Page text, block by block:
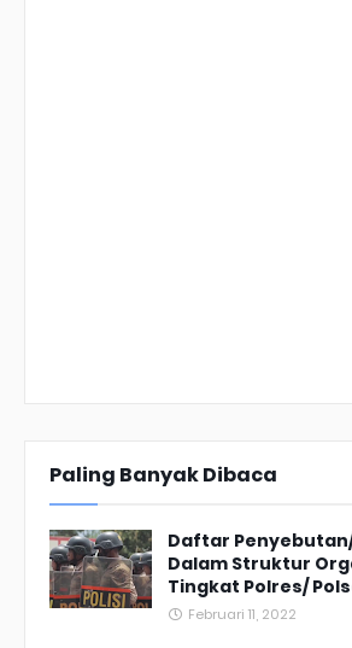
Paling Banyak Dibaca
Daftar
Dalam Struktur
Tingkat Polres/
Februari 11, 2022